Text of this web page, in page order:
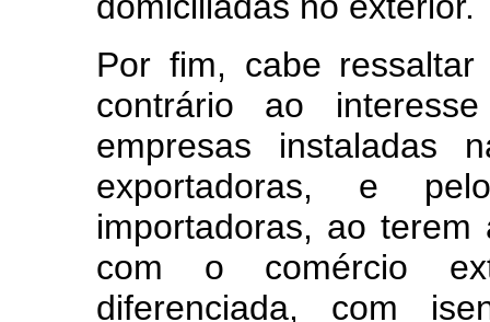
Por fim, cabe
contrário ao
empresas instaladas
exportadoras, e
importadoras, ao
com o comércio
diferenciada, com